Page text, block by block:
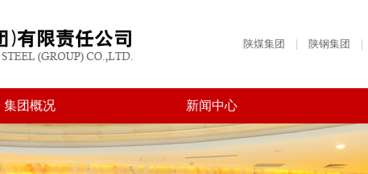
陕煤集团 陕钢集团
集团概况 新闻中心